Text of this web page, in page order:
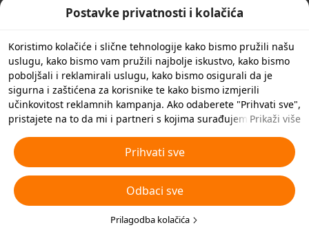
Postavke privatnosti i kolačića
Koristimo kolačiće i slične tehnologije kako bismo pružili našu
uslugu, kako bismo vam pružili najbolje iskustvo, kako bismo
poboljšali i reklamirali uslugu, kako bismo osigurali da je
sigurna i zaštićena za korisnike te kako bismo izmjerili
učinkovitost reklamnih kampanja. Ako odaberete "Prihvati sve",
pristajete na to da mi i partneri s kojima surađujemo
oglašavanja. Također možete 'Odbiti sve' nebitne kolačiće ili
odabrati koje vrste kolačića želite prihvatiti ili onemogućiti
klikom na 'Prilagodi kolačiće' ispod ili u bilo kojem trenutku u
svojim postavkama privatnosti. Za više pojedinosti pogledajte
našaPravila o kolačićima i sličnim tehnologijama.
Prikaži više
Prihvati sve
Odbaci sve
Prilagodba kolačića